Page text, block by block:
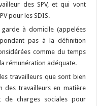
des SPV, et qui vont
pour les SDIS.
à domicile (appelées
pas à la définition
comme du temps
rémunération adéquate.
travailleurs que sont bien
des travailleurs en matière
de charges sociales pour